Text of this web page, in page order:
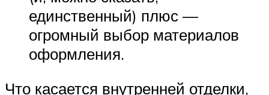
единственный) плюс —
огромный выбор материалов
оформления.
Что касается внутренней отделки,